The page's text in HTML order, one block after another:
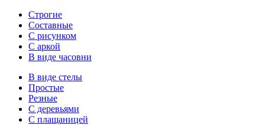
Строгие
Составные
С рисунком
С аркой
В виде часовни
В виде стелы
Простые
Резные
С деревьями
С плащаницей